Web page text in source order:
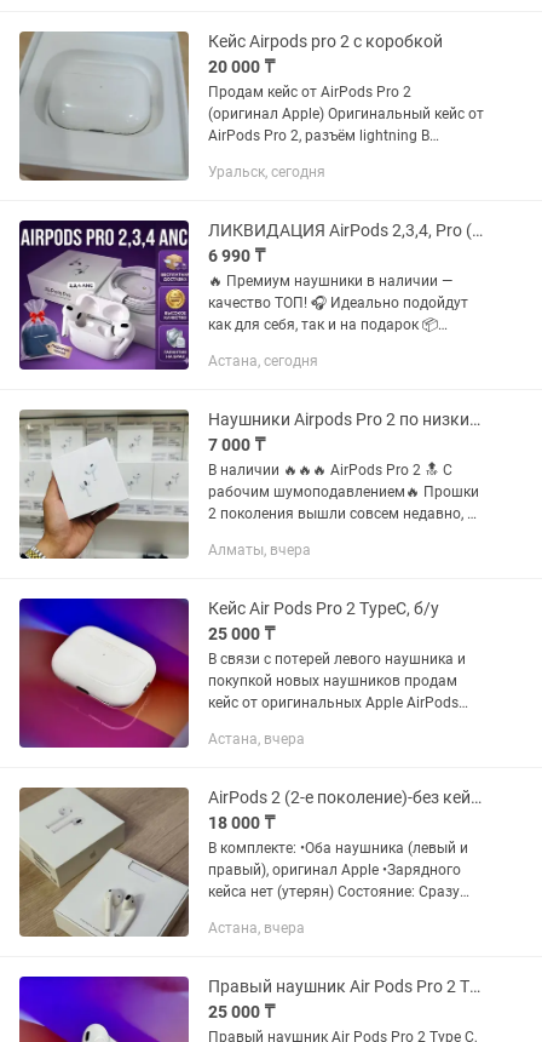
Кейс Airpods pro 2 с коробкой
20 000 ₸
Продам кейс от AirPods Pro 2
(оригинал Apple) Оригинальный кейс от
AirPods Pro 2, разъём lightning В
•коробка •чехол Подходит для
Уральск, сегодня
ЛИКВИДАЦИЯ AirPods 2,3,4, Pro (ANC) ТОП качество Быстрая доставка Астана
6 990 ₸
🔥 Премиум наушники в наличии —
качество ТОП! 🎧 Идеально подойдут
как для себя, так и на подарок 📦
Бесплатная доставка по городу
рассрочка...
Астана, сегодня
Наушники Airpods Pro 2 по низким ценам
7 000 ₸
В наличии 🔥🔥🔥 AirPods Pro 2 🔝 С
рабочим шумоподавлением🔥 Прошки
2 поколения вышли совсем недавно, но
качестве! ЕСЛИ КРАТКО: 📍рабочая
комплект...
Алматы, вчера
Кейс Air Pods Pro 2 TypeC, б/у
25 000 ₸
В связи с потерей левого наушника и
покупкой новых наушников продам
кейс от оригинальных Apple AirPods
исправно. Ключевые слова: AirPods, Air
Астана, вчера
AirPods 2 (2-е поколение)-без кейса
18 000 ₸
В комплекте: •Оба наушника (левый и
правый), оригинал Apple •Зарядного
кейса нет (утерян) Состояние: Сразу
почти не использовал •Внешний вид —
Астана, вчера
Правый наушник Air Pods Pro 2 Type C
25 000 ₸
Правый наушник Air Pods Pro 2 Type C,